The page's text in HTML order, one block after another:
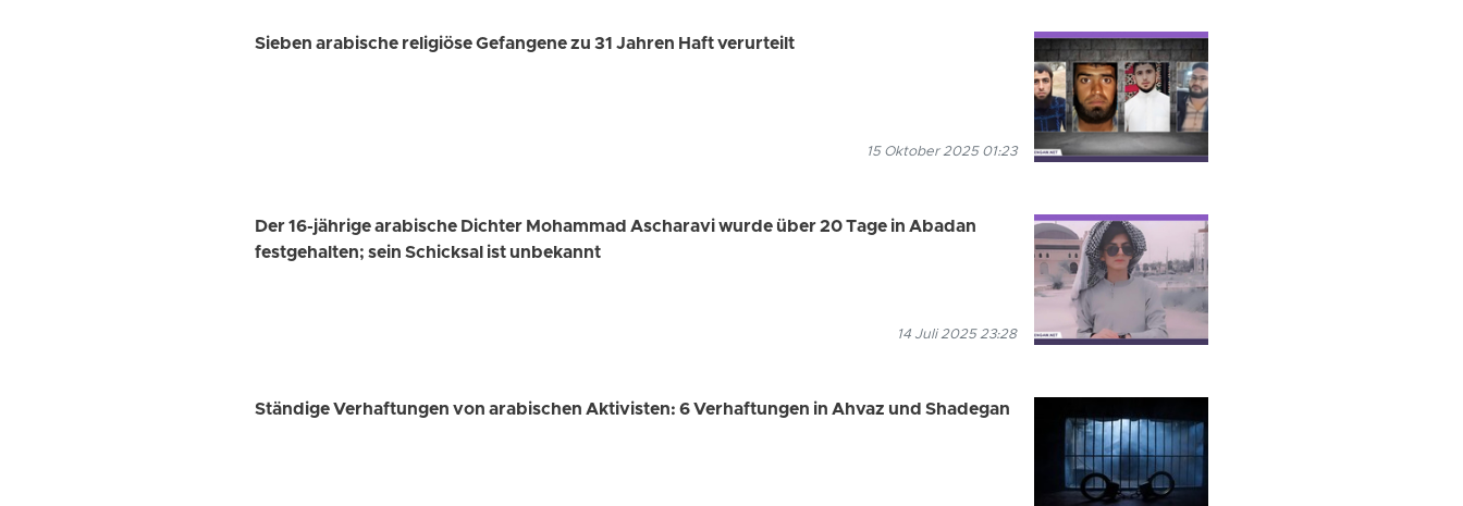
Sieben arabische religiöse Gefangene zu 31 Jahren Haft verurteilt
15 Oktober 2025 01:23
Der 16-jährige arabische Dichter Mohammad Ascharavi wurde über 20 Tage in Abadan
festgehalten; sein Schicksal ist unbekannt
14 Juli 2025 23:28
Ständige Verhaftungen von arabischen Aktivisten: 6 Verhaftungen in Ahvaz und Shadegan